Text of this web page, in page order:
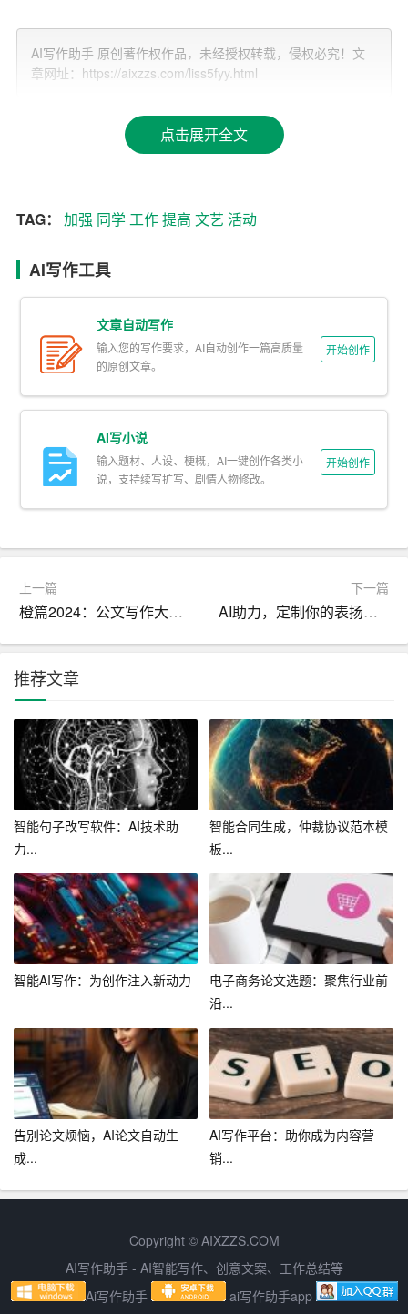
2. 丰富校园文化生活，营造积极向上的校园氛围。
4. 提高文艺部的工作效率和影响力，树立良好的部门形
三、工作要点
1. 举办各类文艺比赛，激发同学们的文艺潜能。包括歌
唱、舞蹈、器乐、戏剧、朗诵等比赛，为同学们提供展示
2. 组织文艺演出和观摩活动，让同学们欣赏到高质量的文
艺作品。邀请专业文艺团体来校演出，组织同学们参加校
外文艺演出和比赛。
3. 开展文艺创作活动，鼓励同学们积极参与。举办诗歌、
散文、绘画、摄影等创作比赛，编辑发行文艺刊物，展示
同学们的作品。
体实力。
5. 举办校园文化节、迎新晚会、毕业晚会等大型文艺活
动，丰富校园文化生活。
6. 加强与校内其他部门的合作，共同推进校园文化建设。
包括联合举办活动、协助其他部门开展文艺相关工作等。
7. 扩大文艺部的影响力，提高工作知名度。通过线上线下
多渠道宣传文艺活动，加强与同学们的互动。
8. 完善文艺部内部管理，提高工作效率。制定工作规程、
明确岗位职责、加强团队建设。
四、工作措施
1. 加强组织协调，确保各项活动顺利进行。提前制定详细
的活动方案，明确时间、地点、内容、人员分工等，确保
活动筹备工作到位。
专业评委和艺术家指导，提升活动的专业水平。
3. 注重同学们的需求，充分调动他们的积极性。通过问卷
调查、座谈会等方式了解同学们的需求，根据反馈调整活
动内容和形式。
播、微信公众号等平台宣传文艺活动，提高同学们的参与
5. 加强团队建设，培养一支高素质的文艺工作队伍。定期
开展培训和交流活动，提高成员的业务能力和团队协作精
AI写作助手 原创著作权作品，未经授权转载，侵权必究！文
章网址：https://aixzzs.com/liss5fyy.html
点击展开全文
TAG： 加强 同学工作提高 文艺 活动
AI写作工具
文章自动写作
输入您的写作要求，AI自动创作一篇高质量
的原创文章。
开始创作
AI写小说
输入题材、人设、梗概，AI一键创作各类小
说，支持续写扩写、剧情人物修改。
开始创作
上一篇
橙篇2024：公文写作大模型，专业长文一键生成
下一篇
AI助力，定制你的表扬信：2024最新范文标准版
推荐文章
智能句子改写软件：AI技术助
力...
智能合同生成，仲裁协议范本模
板...
智能AI写作：为创作注入新动力
电子商务论文选题：聚焦行业前
沿...
告别论文烦恼，AI论文自动生
成...
AI写作平台：助你成为内容营
销...
Copyright © AIXZZS.COM
AI写作助手 - AI智能写作、创意文案、工作总结等
Ai写作助手
ai写作助手app